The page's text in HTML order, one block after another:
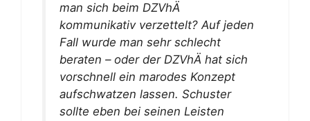
man sich beim DZVhÄ
kommunikativ verzettelt? Auf jeden
Fall wurde man sehr schlecht
beraten – oder der DZVhÄ hat sich
vorschnell ein marodes Konzept
aufschwatzen lassen. Schuster
sollte eben bei seinen Leisten